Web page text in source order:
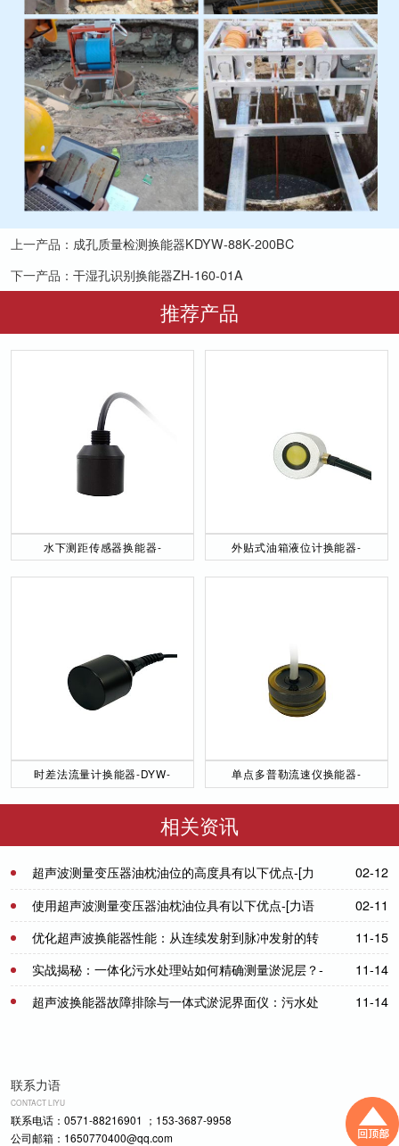
上一产品： 成孔质量检测换能器KDYW-88K-200BC
下一产品： 干湿孔识别换能器ZH-160-01A
推荐产品
水下测距传感器换能器-
外贴式油箱液位计换能器-
时差法流量计换能器-DYW-
单点多普勒流速仪换能器-
相关资讯
超声波测量变压器油枕油位的高度具有以下优点-[力
语超声]
02-12
使用超声波测量变压器油枕油位具有以下优点-[力语
超声]
02-11
优化超声波换能器性能：从连续发射到脉冲发射的转
变-[力语超声]
11-15
实战揭秘：一体化污水处理站如何精确测量淤泥层？-
[力语超声]
11-14
超声波换能器故障排除与一体式淤泥界面仪：污水处
11-14
联系力语
CONTACT LIYU
联系电话：0571-88216901 ；153-3687-9958
公司邮箱：1650770400@qq.com